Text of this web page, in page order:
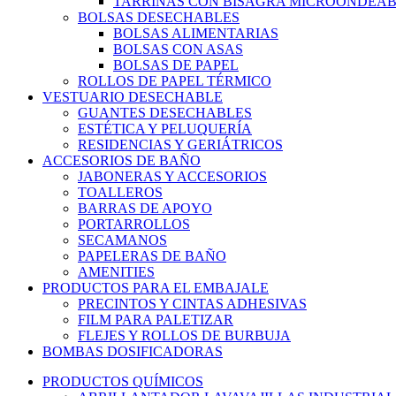
BOLSAS DESECHABLES
BOLSAS ALIMENTARIAS
BOLSAS CON ASAS
BOLSAS DE PAPEL
ROLLOS DE PAPEL TÉRMICO
VESTUARIO DESECHABLE
GUANTES DESECHABLES
ESTÉTICA Y PELUQUERÍA
RESIDENCIAS Y GERIÁTRICOS
ACCESORIOS DE BAÑO
JABONERAS Y ACCESORIOS
TOALLEROS
BARRAS DE APOYO
PORTARROLLOS
SECAMANOS
PAPELERAS DE BAÑO
AMENITIES
PRODUCTOS PARA EL EMBAJALE
PRECINTOS Y CINTAS ADHESIVAS
FILM PARA PALETIZAR
FLEJES Y ROLLOS DE BURBUJA
BOMBAS DOSIFICADORAS
PRODUCTOS QUÍMICOS